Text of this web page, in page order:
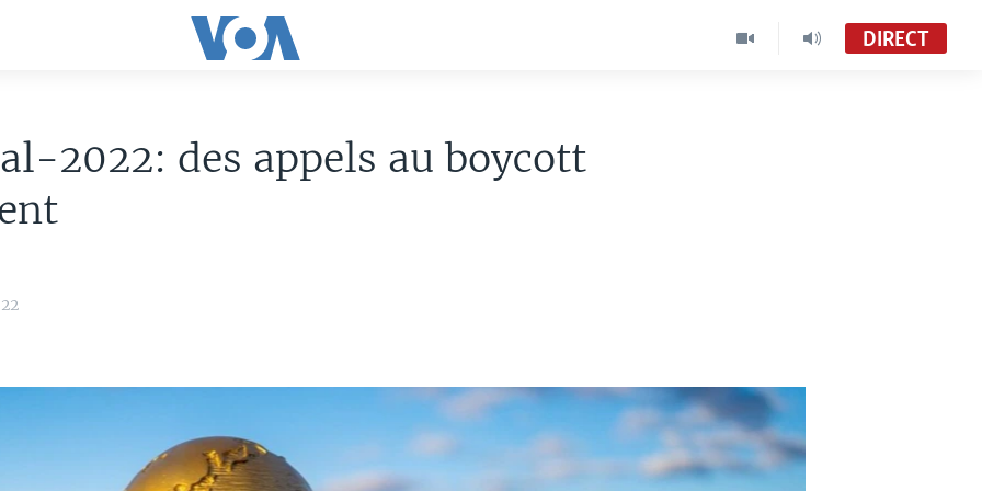
DIRECT
2022: des appels au boycott